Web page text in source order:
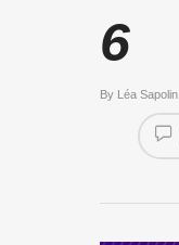
6
By Léa Sapolin